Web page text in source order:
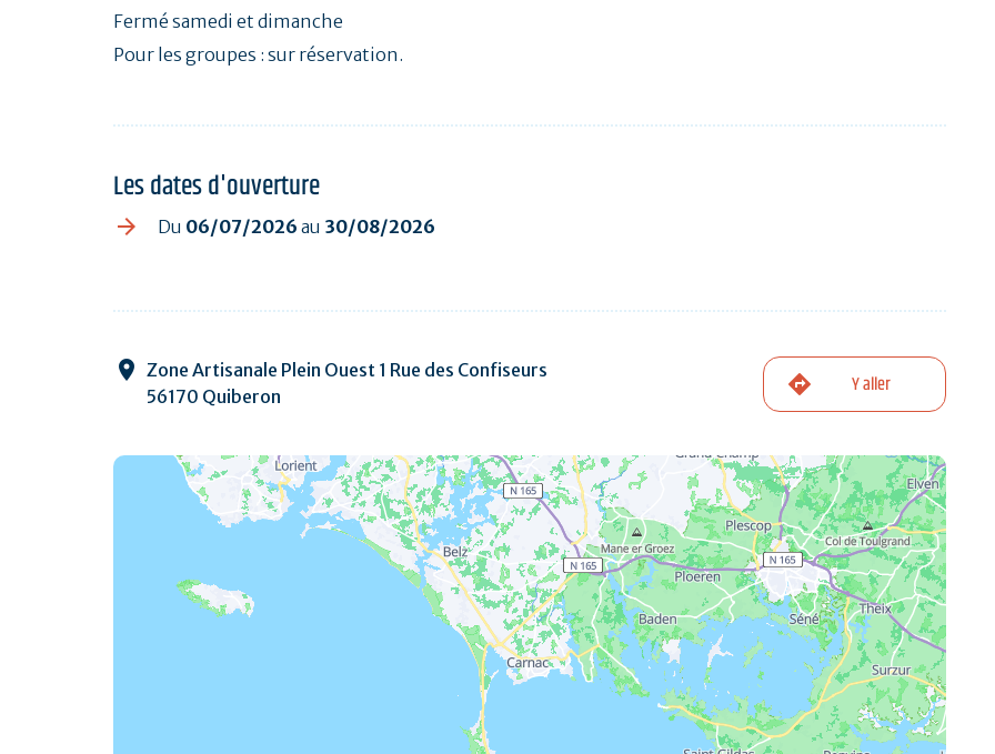
Fermé samedi et dimanche
Pour les groupes : sur réservation.
Les dates d'ouverture
Du 06/07/2026 au 30/08/2026
Zone Artisanale Plein Ouest 1 Rue des Confiseurs
56170 Quiberon
Y aller